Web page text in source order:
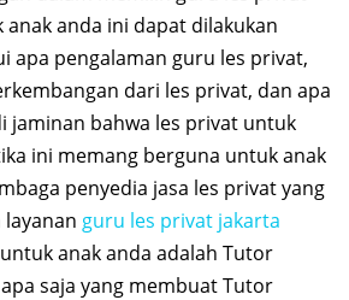
anda ini dapat dilakukan
apa pengalaman guru les privat,
dari les privat, dan apa
jaminan bahwa les privat untuk
ini memang berguna untuk anak
penyedia jasa les privat yang
guru les privat jakarta
anak anda adalah Tutor
saja yang membuat Tutor